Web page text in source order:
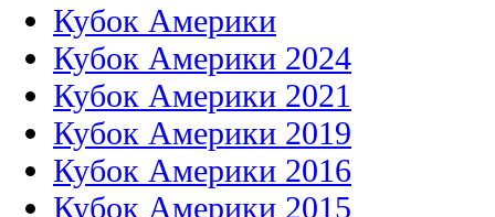
Кубок Америки
Кубок Америки 2024
Кубок Америки 2021
Кубок Америки 2019
Кубок Америки 2016
Кубок Америки 2015